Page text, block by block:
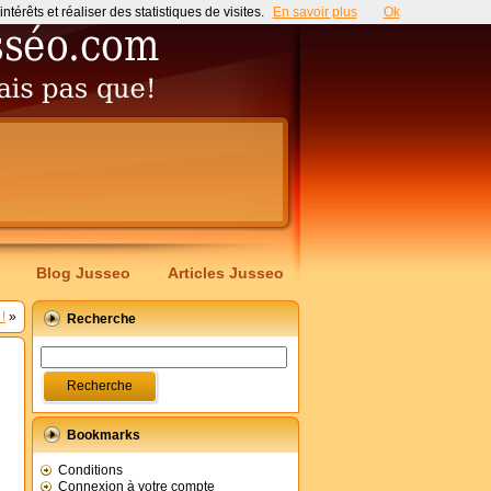
Blog Jusseo Articles Jusseo
» Recherche
Bookmarks
Conditions
Connexion à votre compte
et réaliser des statistiques de visites. En savoir plus Ok